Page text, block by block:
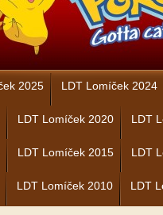
2025 LDT Lomíček 2024
LDT Lomíček 2020 LDT
LDT Lomíček 2015 LDT
LDT Lomíček 2010 LDT